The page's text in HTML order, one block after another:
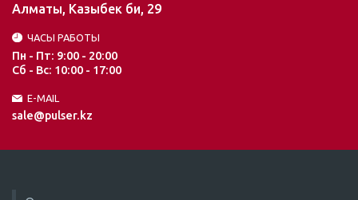
Алматы, Казыбек би, 29
ЧАСЫ РАБОТЫ
Пн - Пт: 9:00 - 20:00
Сб - Вс: 10:00 - 17:00
E-MAIL
sale@pulser.kz